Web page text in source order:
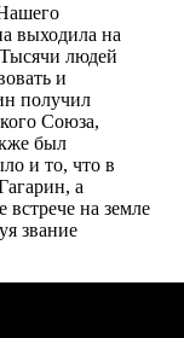
выходила на
людей
и
получил
Союза,
был
и то, что в
а
на земле
звание